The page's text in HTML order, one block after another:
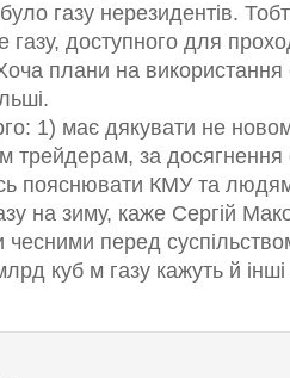
газу нерезидентів.
доступного для
плани на використання
1) має дякувати не
трейдерам, за
пояснювати КМУ та
на зиму, каже Сергій
чесними перед
куб м газу кажуть й